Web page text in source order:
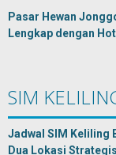
Pasar Hewan
Lengkap dengan
SIM
Jadwal SIM Keliling
Dua Lokasi Strategis